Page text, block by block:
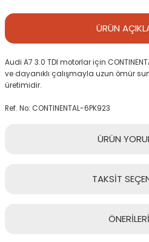
ÜRÜN
Audi A7 3.0 TDI motorlar için
ve dayanıklı çalışmayla uzun ömür
üretimidir.
Ref. No: CONTINENTAL-6PK923
ÜRÜN
TAKSİT